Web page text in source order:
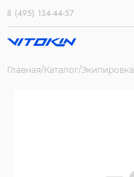
8 (495) 134-44-57
Главная Каталог Экипировка